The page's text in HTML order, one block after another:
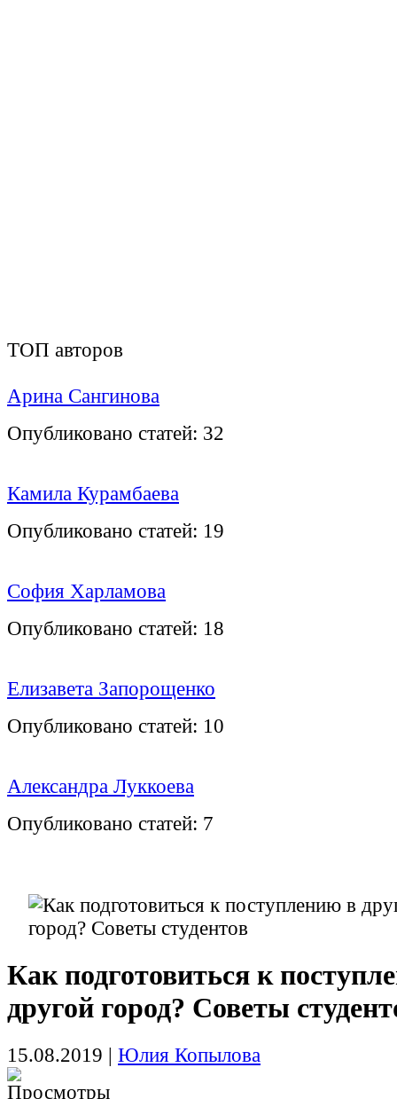
ТОП авторов
Арина Сангинова
Опубликовано статей: 32
Камила Курамбаева
Опубликовано статей: 19
София Харламова
Опубликовано статей: 18
Елизавета Запорощенко
Опубликовано статей: 10
Александра Луккоева
Опубликовано статей: 7
Как подготовиться к
другой город? Советы
15.08.2019 | Юлия Копылова